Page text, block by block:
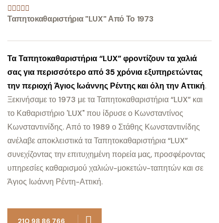
Ταπητοκαθαριστήρια "LUX" Από Το 1973
Τα Ταπητοκαθαριστήρια “LUX” φροντίζουν τα χαλιά
σας για περισσότερο από 35 χρόνια εξυπηρετώντας
την περιοχή Άγιος Ιωάννης Ρέντης και όλη την Αττική.
Ξεκινήσαμε το 1973 με τα Ταπητοκαθαριστήρια “LUX” και
το Καθαριστήριο 'LUX" που ίδρυσε ο Κωνσταντίνος
Κωνσταντινίδης. Από το 1989 ο Στάθης Κωνσταντινίδης
ανέλαβε αποκλειστικά τα Ταπητοκαθαριστήρια “LUX”
συνεχίζοντας την επιτυχημένη πορεία μας, προσφέροντας
υπηρεσίες καθαρισμού χαλιών-μοκετών-ταπητών και σε
Άγιος Ιωάννη Ρέντη-Αττική.
210 98 86 766